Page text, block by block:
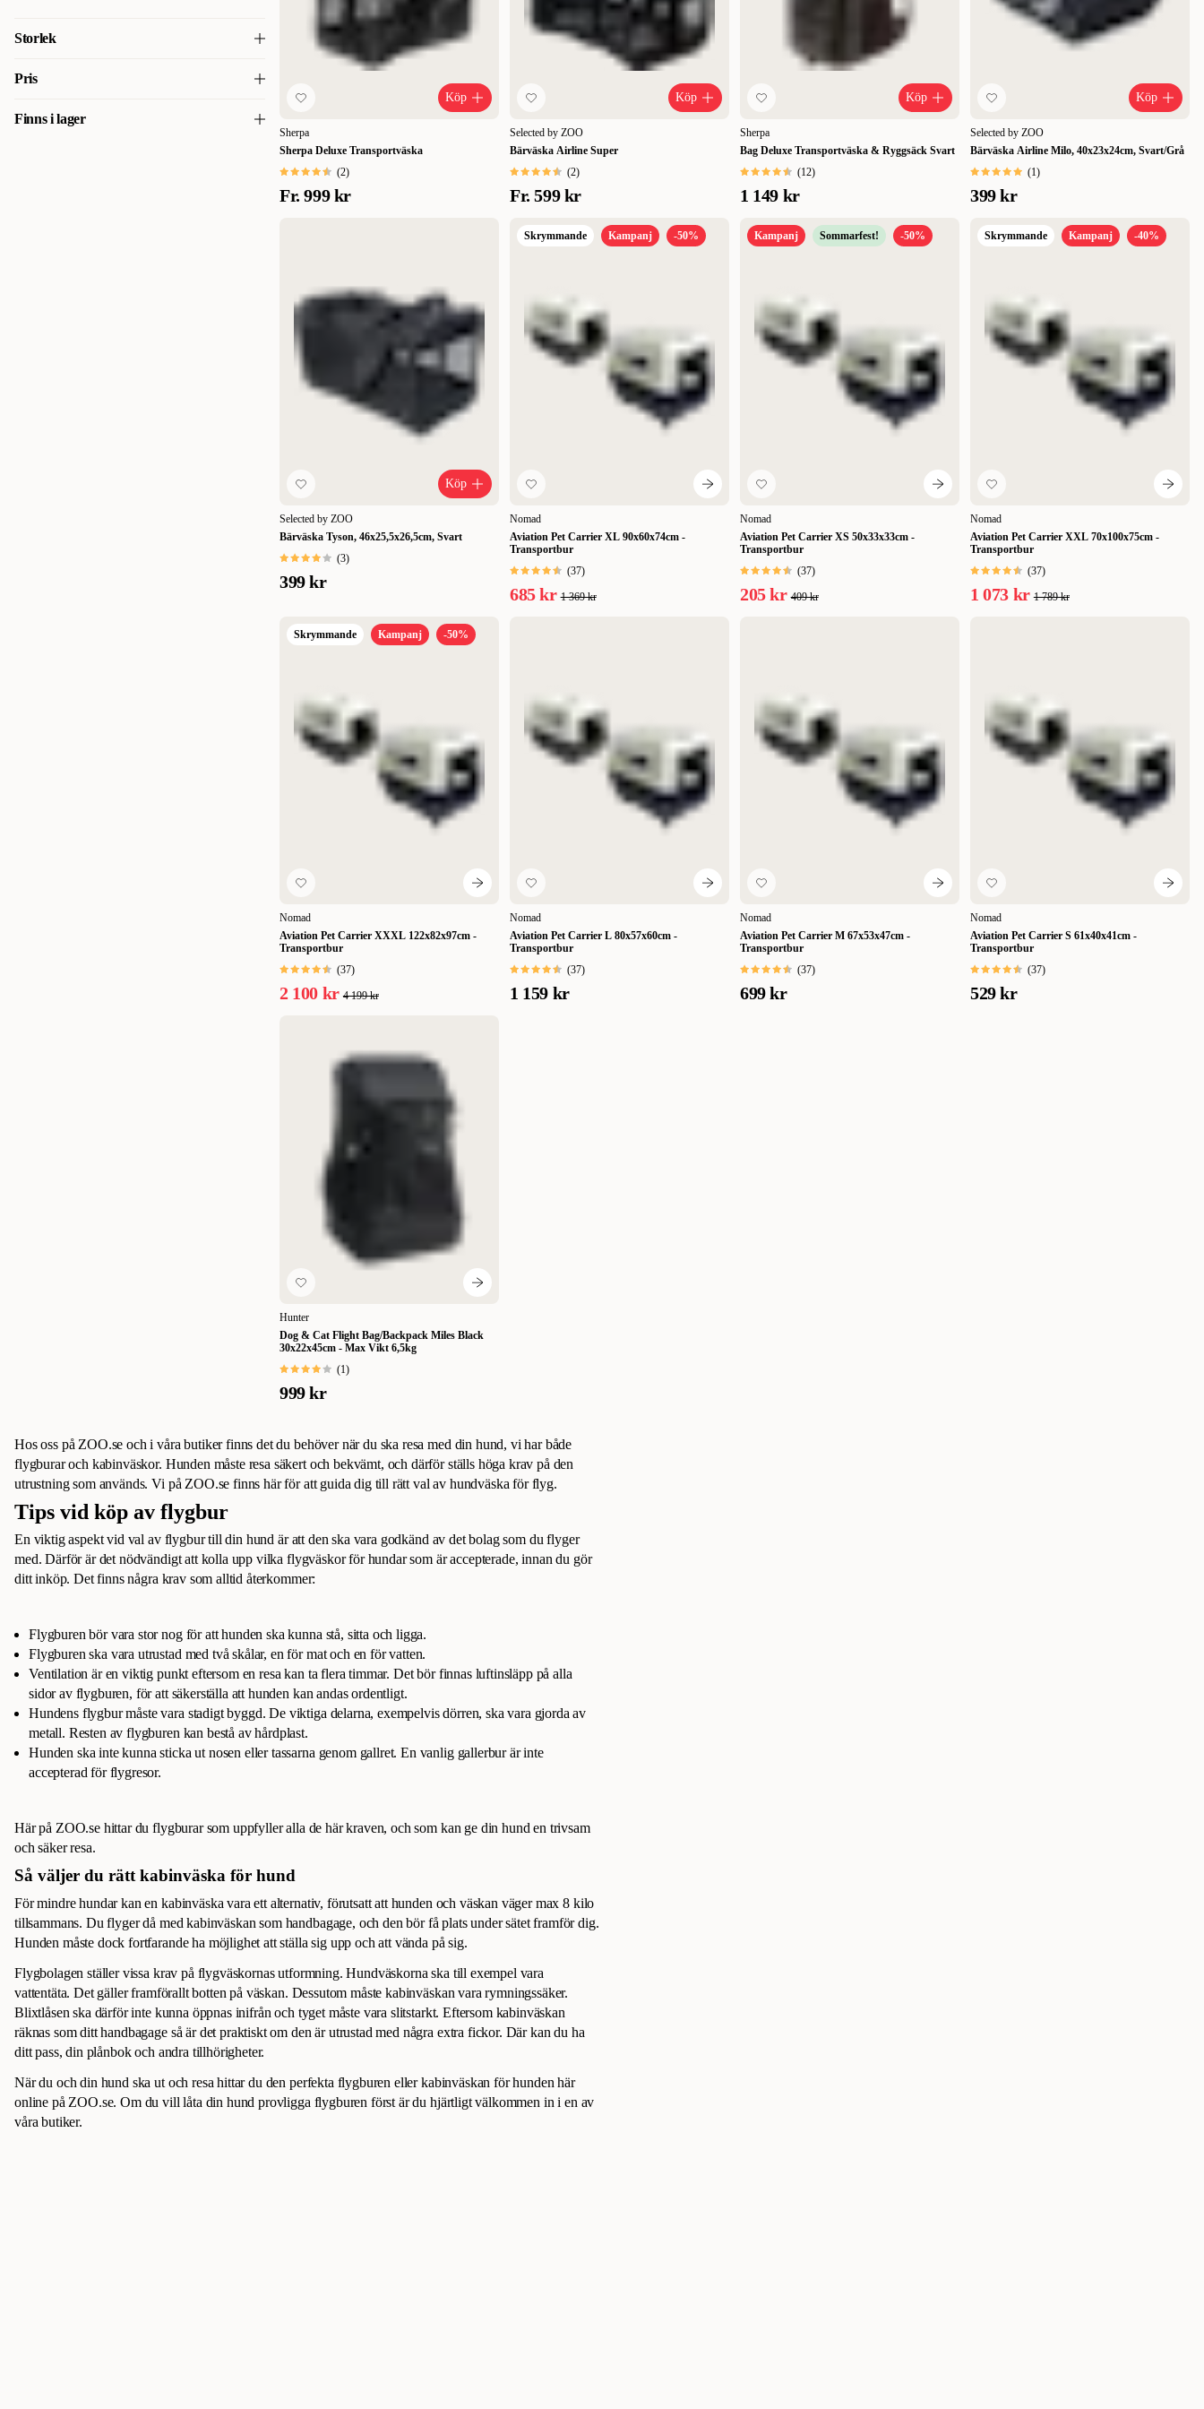
Storlek
Pris
205
Finns i lager
Köp
Sherpa
Sherpa Deluxe Transportväska
(2)
Fr. 999 kr
Köp
Selected by ZOO
Bärväska Airline Super
(2)
Fr. 599 kr
Köp
Sherpa
Bag Deluxe Transportväska & Ryggsäck Svart
(12)
1 149 kr
Köp
Selected by ZOO
Bärväska Airline Milo, 40x23x24cm, Svart/Grå
(1)
399 kr
Köp
Selected by ZOO
Bärväska Tyson, 46x25,5x26,5cm, Svart
(3)
399 kr
Skrymmande Kampanj -50%
Nomad
Aviation Pet Carrier XL 90x60x74cm -
Transportbur
(37)
685 kr 1 369 kr
Kampanj Sommarfest! -50%
Nomad
Aviation Pet Carrier XS 50x33x33cm -
Transportbur
(37)
205 kr 409 kr
Skrymmande Kampanj -40%
Nomad
Aviation Pet Carrier XXL 70x100x75cm -
Transportbur
(37)
1 073 kr 1 789 kr
Skrymmande Kampanj -50%
Nomad
Aviation Pet Carrier XXXL 122x82x97cm -
Transportbur
(37)
2 100 kr 4 199 kr
Nomad
Aviation Pet Carrier L 80x57x60cm -
Transportbur
(37)
1 159 kr
Nomad
Aviation Pet Carrier M 67x53x47cm -
Transportbur
(37)
699 kr
Nomad
Aviation Pet Carrier S 61x40x41cm -
Transportbur
(37)
529 kr
Hunter
Dog & Cat Flight Bag/Backpack Miles Black
30x22x45cm - Max Vikt 6,5kg
(1)
999 kr
Hos oss på ZOO.se och i våra butiker finns det du behöver när du ska resa med din hund, vi har både
flygburar och kabinväskor. Hunden måste resa säkert och bekvämt, och därför ställs höga krav på den
utrustning som används. Vi på ZOO.se finns här för att guida dig till rätt val av hundväska för flyg.
Tips vid köp av flygbur
En viktig aspekt vid val av flygbur till din hund är att den ska vara godkänd av det bolag som du flyger
med. Därför är det nödvändigt att kolla upp vilka flygväskor för hundar som är accepterade, innan du gör
ditt inköp. Det finns några krav som alltid återkommer:
Flygburen bör vara stor nog för att hunden ska kunna stå, sitta och ligga.
Flygburen ska vara utrustad med två skålar, en för mat och en för vatten.
Ventilation är en viktig punkt eftersom en resa kan ta flera timmar. Det bör finnas luftinsläpp på alla
sidor av flygburen, för att säkerställa att hunden kan andas ordentligt.
Hundens flygbur måste vara stadigt byggd. De viktiga delarna, exempelvis dörren, ska vara gjorda av
metall. Resten av flygburen kan bestå av hårdplast.
Hunden ska inte kunna sticka ut nosen eller tassarna genom gallret. En vanlig gallerbur är inte
accepterad för flygresor.
Här på ZOO.se hittar du flygburar som uppfyller alla de här kraven, och som kan ge din hund en trivsam
och säker resa.
Så väljer du rätt kabinväska för hund
För mindre hundar kan en kabinväska vara ett alternativ, förutsatt att hunden och väskan väger max 8 kilo
tillsammans. Du flyger då med kabinväskan som handbagage, och den bör få plats under sätet framför dig.
Hunden måste dock fortfarande ha möjlighet att ställa sig upp och att vända på sig.
Flygbolagen ställer vissa krav på flygväskornas utformning. Hundväskorna ska till exempel vara
vattentäta. Det gäller framförallt botten på väskan. Dessutom måste kabinväskan vara rymningssäker.
Blixtlåsen ska därför inte kunna öppnas inifrån och tyget måste vara slitstarkt. Eftersom kabinväskan
räknas som ditt handbagage så är det praktiskt om den är utrustad med några extra fickor. Där kan du ha
ditt pass, din plånbok och andra tillhörigheter.
När du och din hund ska ut och resa hittar du den perfekta flygburen eller kabinväskan för hunden här
online på ZOO.se. Om du vill låta din hund provligga flygburen först är du hjärtligt välkommen in i en av
våra butiker.